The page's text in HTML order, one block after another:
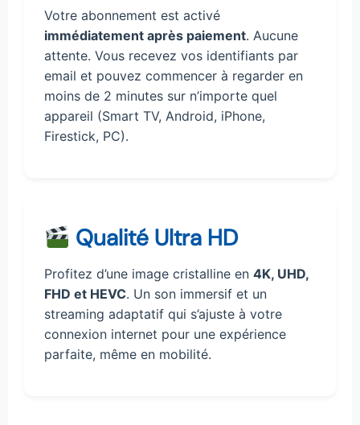
Votre abonnement est activé
immédiatement après paiement. Aucune
attente. Vous recevez vos identifiants par
email et pouvez commencer à regarder en
moins de 2 minutes sur n’importe quel
appareil (Smart TV, Android, iPhone,
Firestick, PC).
Qualité Ultra HD
Profitez d’une image cristalline en 4K, UHD,
FHD et HEVC. Un son immersif et un
streaming adaptatif qui s’ajuste à votre
connexion internet pour une expérience
parfaite, même en mobilité.